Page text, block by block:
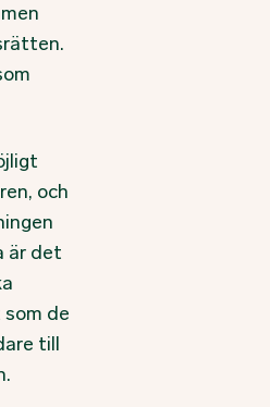
och
är det
de
till